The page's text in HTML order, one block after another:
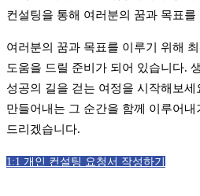
컨설팅을 통해 여러분의 꿈과 목표
여러분의 꿈과 목표를 이루기 위해
도움을 드릴 준비가 되어 있습니다.
성공의 길을 걷는 여정을 시작해보
만들어내는 그 순간을 함께 이루어내
드리겠습니다.
1:1 개인 컨설팅 요청서 작성하기